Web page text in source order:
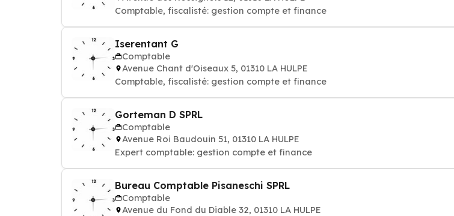
Comptable, fiscalisté: gestion compte et finance
Iserentant G
Comptable
Avenue Chant d'Oiseaux 5, 01310 LA HULPE
Comptable, fiscalisté: gestion compte et finance
Gorteman D SPRL
Comptable
Avenue Roi Baudouin 51, 01310 LA HULPE
Expert comptable: gestion compte et finance
Bureau Comptable Pisaneschi SPRL
Comptable
Avenue du Fond du Diable 32, 01310 LA HULPE